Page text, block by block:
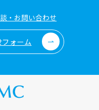
・お問い合わせ
ォーム